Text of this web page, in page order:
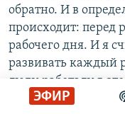
ЭФИР
обратно. И в
происходит: перед
рабочего дня. И я
развивать каждый
люди работали в
фирм, если они